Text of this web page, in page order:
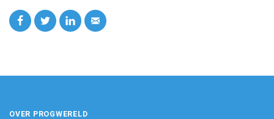
OVER PROGWERELD